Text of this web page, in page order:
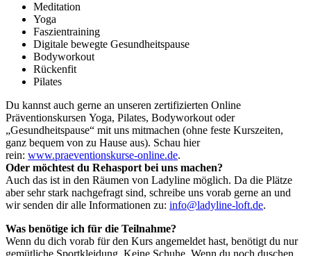
Meditation
Yoga
Faszientraining
Digitale bewegte Gesundheitspause
Bodyworkout
Rückenfit
Pilates
Du kannst auch gerne an unseren zertifizierten Online
Präventionskursen Yoga, Pilates, Bodyworkout oder
„Gesundheitspause“ mit uns mitmachen (ohne feste Kurszeiten,
ganz bequem von zu Hause aus). Schau hier
rein: www.praeventionskurse-online.de.
Oder möchtest du Rehasport bei uns machen?
Auch das ist in den Räumen von Ladyline möglich. Da die Plätze
aber sehr stark nachgefragt sind, schreibe uns vorab gerne an und
wir senden dir alle Informationen zu: info@ladyline-loft.de.
Was benötige ich für die Teilnahme?
Wenn du dich vorab für den Kurs angemeldet hast, benötigt du nur
gemütliche Sportkleidung. Keine Schuhe. Wenn du noch duschen